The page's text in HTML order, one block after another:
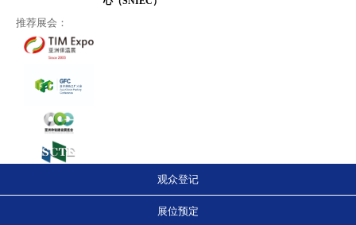
推荐展会：
观众登记
展位预定